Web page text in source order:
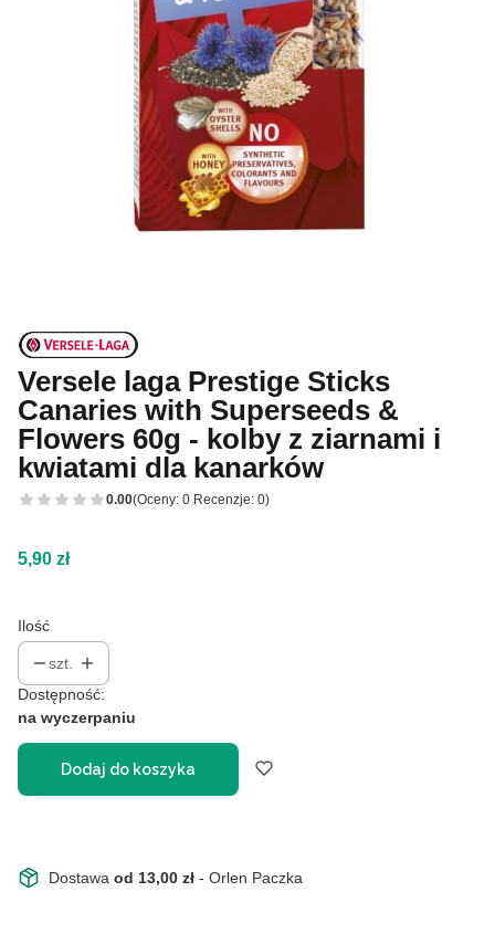
Versele laga Prestige Sticks
Canaries with Superseeds &
Flowers 60g - kolby z ziarnami i
kwiatami dla kanarków
0.00(Oceny: 0 Recenzje: 0)
Cena
5,90 zł
Ilość
szt.
Dostępność:
na wyczerpaniu
Dodaj do koszyka
Dostawa od 13,00 zł - Orlen Paczka